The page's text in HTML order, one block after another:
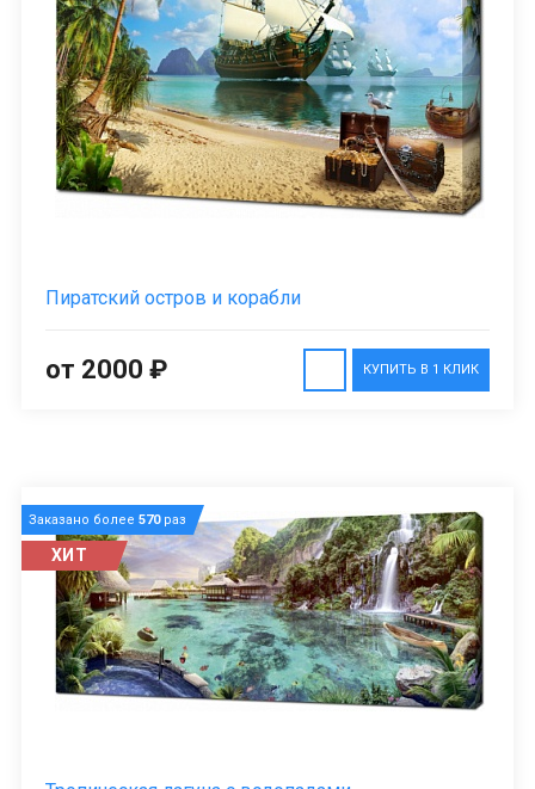
Пиратский остров и корабли
КУПИТЬ В 1 КЛИК
от 2000 ₽
Заказано более 570раз
ХИТ